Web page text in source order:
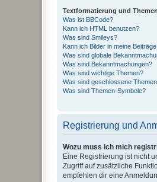
Textformatierung und
Was ist BBCode?
Kann ich HTML benutzen?
Was sind Smileys?
Kann ich Bilder in meine
Was sind globale
Was sind Bekanntmachungen?
Was sind wichtige Themen?
Was sind geschlossene
Was sind Themen-Symbole?
Registrierung und
Wozu muss ich mich
Eine Registrierung ist nicht
Zugriff auf zusätzliche
empfehlen dir eine